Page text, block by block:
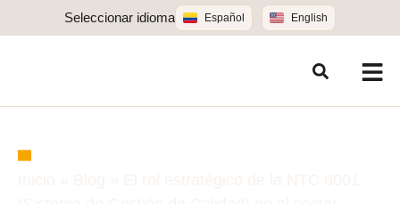
Seleccionar idioma Español English